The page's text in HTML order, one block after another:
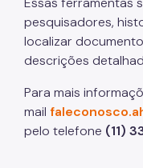
pesquisadores,
localizar
descrições
Para mais
mail
pelo telefone (11)